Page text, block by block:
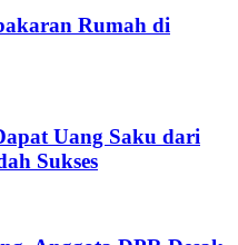
Rumah di
Uang Saku dari
Sukses